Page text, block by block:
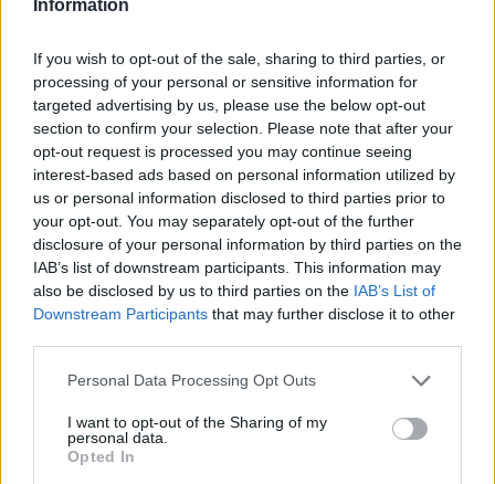
Information
If you wish to opt-out of the sale, sharing to third parties, or
processing of your personal or sensitive information for
targeted advertising by us, please use the below opt-out
section to confirm your selection. Please note that after your
opt-out request is processed you may continue seeing
interest-based ads based on personal information utilized by
us or personal information disclosed to third parties prior to
your opt-out. You may separately opt-out of the further
disclosure of your personal information by third parties on the
IAB’s list of downstream participants. This information may
also be disclosed by us to third parties on the IAB’s List of
Downstream Participants that may further disclose it to other
Personal Data Processing Opt Outs
I want to opt-out of the Sharing of my
personal data.
Opted In
“Don’t Look Back in Anger” των Oasis
07.07.26
Το "Don’t Look Back in Anger" καταγράφει την επανένωση
των Oasis και την sold-out περιοδεία “Oasis Live